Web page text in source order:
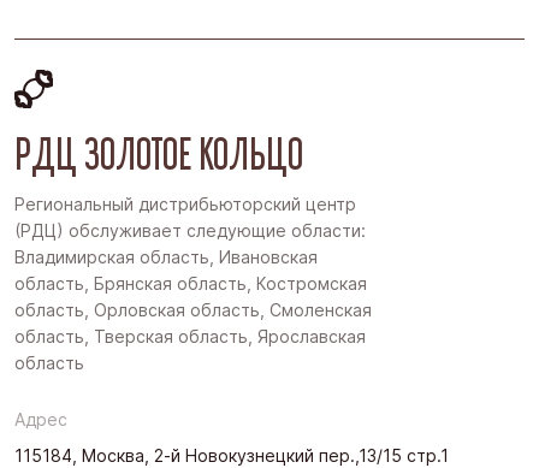
РДЦ ЗОЛОТОЕ КОЛЬЦО
Региональный дистрибьюторский центр
(РДЦ) обслуживает следующие области:
Владимирская область, Ивановская
область, Брянская область, Костромская
область, Орловская область, Смоленская
область, Тверская область, Ярославская
область
Адрес
115184, Москва, 2-й Новокузнецкий пер.,13/15 стр.1